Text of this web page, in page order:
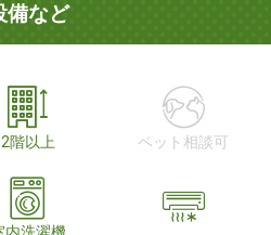
備など
2階以上 ペット相談可